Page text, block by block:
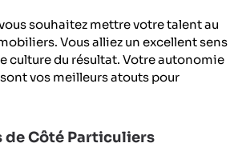
souhaitez mettre votre talent au
Vous alliez un excellent sens
culture du résultat. Votre autonomie
vos meilleurs atouts pour
de Côté Particuliers